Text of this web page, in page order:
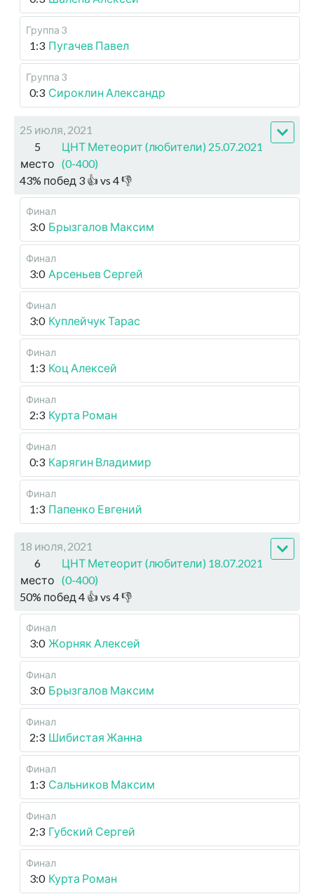
Группа 3
1:3 Пугачев Павел
Группа 3
0:3 Сироклин Александр
25 июля, 2021
5
место
ЦНТ Метеорит (любители) 25.07.2021
(0-400)
43% побед 3 👍 vs 4👎
Финал
3:0 Брызгалов Максим
Финал
3:0 Арсеньев Сергей
Финал
3:0 Куплейчук Тарас
Финал
1:3 Коц Алексей
Финал
2:3 Курта Роман
Финал
0:3 Карягин Владимир
Финал
1:3 Папенко Евгений
18 июля, 2021
6
место
ЦНТ Метеорит (любители) 18.07.2021
(0-400)
50% побед 4 👍 vs 4👎
Финал
3:0 Жорняк Алексей
Финал
3:0 Брызгалов Максим
Финал
2:3 Шибистая Жанна
Финал
1:3 Сальников Максим
Финал
2:3 Губский Сергей
Финал
3:0 Курта Роман